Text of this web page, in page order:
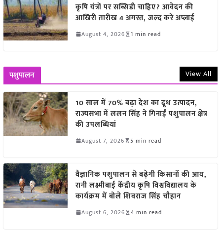
कृषि यंत्रों पर सब्सिडी चाहिए? आवेदन की
आखिरी तारीख 4 अगस्त, जल्द करें अप्लाई
August 4, 2026 1 min read
पशुपालन View All
10 साल में 70% बढ़ा देश का दूध उत्पादन,
राज्यसभा में ललन सिंह ने गिनाईं पशुपालन क्षेत्र
की उपलब्धियां
August 7, 2026 5 min read
वैज्ञानिक पशुपालन से बढ़ेगी किसानों की आय,
रानी लक्ष्मीबाई केंद्रीय कृषि विश्वविद्यालय के
कार्यक्रम में बोले शिवराज सिंह चौहान
August 6, 2026 4 min read